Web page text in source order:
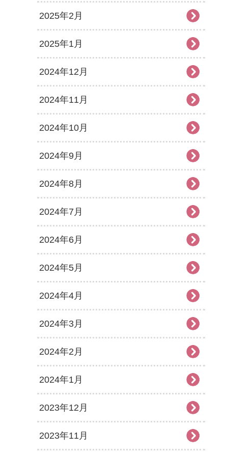
2025年2月
2025年1月
2024年12月
2024年11月
2024年10月
2024年9月
2024年8月
2024年7月
2024年6月
2024年5月
2024年4月
2024年3月
2024年2月
2024年1月
2023年12月
2023年11月